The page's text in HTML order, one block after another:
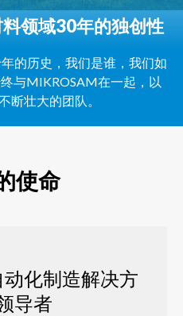
领域30年的独创性
的历史，我们是谁，我们如
与MIKROSAM在一起，以
断壮大的团队。
使命
化制造解决方
导者